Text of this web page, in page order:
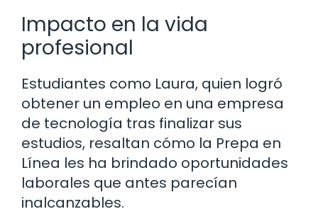
Impacto en la vida
profesional
Estudiantes como Laura, quien logró
obtener un empleo en una empresa
de tecnología tras finalizar sus
estudios, resaltan cómo la Prepa en
Línea les ha brindado oportunidades
laborales que antes parecían
inalcanzables.